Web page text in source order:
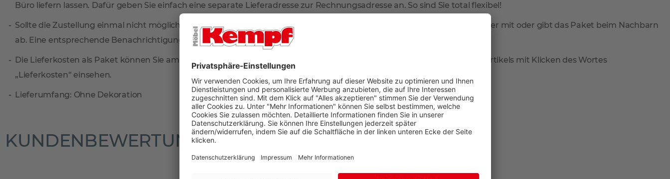
Büro liefern lassen. Dafür geben Sie einfach eine separate Lieferadresse zur Rechnungsadresse an. So sind Sie total flexibel!
Sollte die Zustellung einmal nicht möglich sein, nimmt der Paketdienstleister Ihr Produkt zur erneuten Anlieferung wieder mit oder gibt das Paket beim Nachbarn
ab. Eine entsprechende Benachrichtigungskarte finden Sie dann in Ihrem Briefkasten.
Die Lieferkosten als Paket können Sie am einfachsten im oberen Bereich der Artikelseite unter dem Verkaufspreis des Artikels mit Klicken des Wortes
„Lieferkosten“ einsehen.
Lieferumfang: Ohne Dekoration
KUNDENBEWERTUNGEN